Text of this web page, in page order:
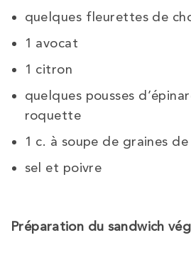
quelques fleurettes de
1 avocat
1 citron
quelques pousses
roquette
1 c. à soupe de graines de
sel et poivre
Préparation du sandwich